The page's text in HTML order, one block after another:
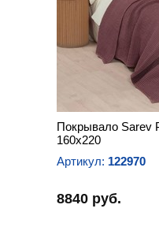
Покрывало Sarev
160х220
Артикул: 122970
8840 руб.